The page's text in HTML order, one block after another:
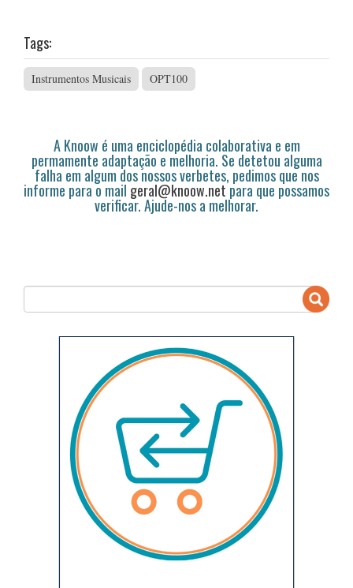
Tags:
Instrumentos Musicais OPT100
A Knoow é uma enciclopédia colaborativa e em
permamente adaptação e melhoria. Se detetou alguma
falha em algum dos nossos verbetes, pedimos que nos
informe para o mail geral@knoow.netpara que possamos
verificar. Ajude-nos a melhorar.